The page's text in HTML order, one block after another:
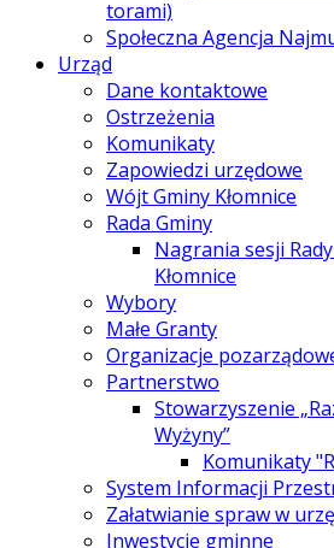
torami)
Społeczna Agencja
Urząd
Dane kontaktowe
Ostrzeżenia
Komunikaty
Zapowiedzi urzędowe
Wójt Gminy Kłomnice
Rada Gminy
Nagrania sesji
Kłomnice
Wybory
Małe Granty
Organizacje
Partnerstwo
Stowarzyszenie
Wyżyny”
Komunikaty
System Informacji
Załatwianie spraw w
Inwestycje gminne